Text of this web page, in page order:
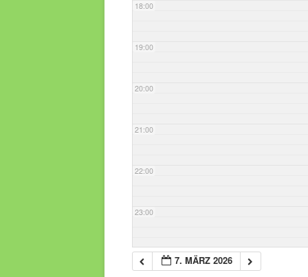
18:00
19:00
20:00
21:00
22:00
23:00
7. MÄRZ 2026